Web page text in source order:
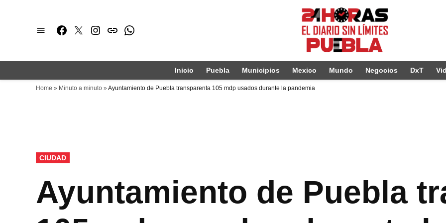
Facebook
TwitterInstagram
issuuWhatsapp
Inicio Puebla Municipios Mexico Mundo Negocios DxT
Home » Minuto a minuto » Ayuntamiento de Puebla transparenta 105 mdp usados durante la pandemia
PUBLICADO
EN
CIUDAD
Ayuntamiento de Puebla